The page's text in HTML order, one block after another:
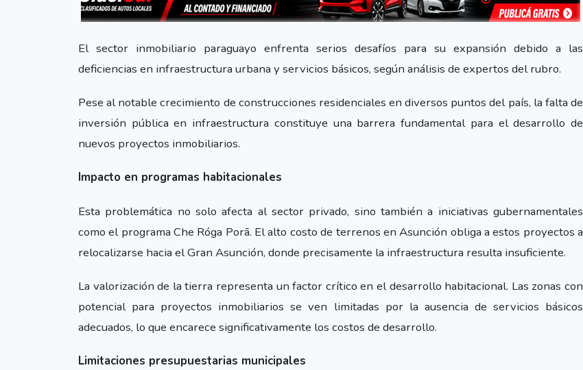
El sector inmobiliario paraguayo enfrenta serios desafíos para su expansión debido a las
deficiencias en infraestructura urbana y servicios básicos, según análisis de expertos del rubro.
Pese al notable crecimiento de construcciones residenciales en diversos puntos del país, la falta de
inversión pública en infraestructura constituye una barrera fundamental para el desarrollo de
nuevos proyectos inmobiliarios.
Impacto en programas habitacionales
Esta problemática no solo afecta al sector privado, sino también a iniciativas gubernamentales
como el programa Che Róga Porã. El alto costo de terrenos en Asunción obliga a estos proyectos a
relocalizarse hacia el Gran Asunción, donde precisamente la infraestructura resulta insuficiente.
La valorización de la tierra representa un factor crítico en el desarrollo habitacional. Las zonas con
potencial para proyectos inmobiliarios se ven limitadas por la ausencia de servicios básicos
adecuados, lo que encarece significativamente los costos de desarrollo.
Limitaciones presupuestarias municipales